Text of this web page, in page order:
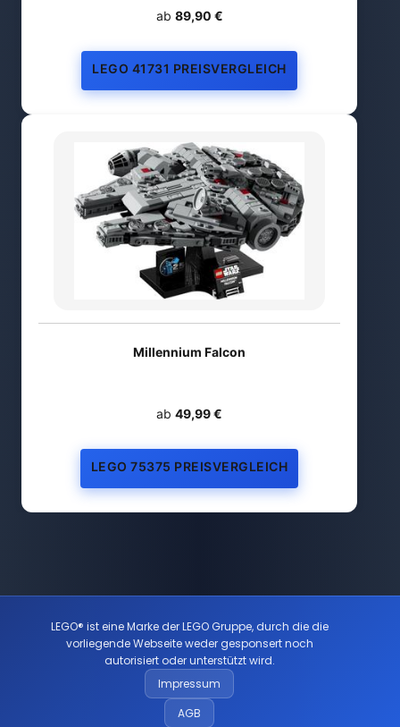
ab 89,90 €
LEGO 41731 PREISVERGLEICH
Millennium Falcon
ab 49,99 €
LEGO 75375 PREISVERGLEICH
LEGO® ist eine Marke der LEGO Gruppe, durch die die
vorliegende Webseite weder gesponsert noch
autorisiert oder unterstützt wird.
Impressum
AGB